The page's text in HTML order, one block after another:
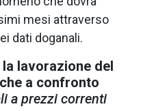
mesi attraverso
dati doganali.
lavorazione del
a confronto
a prezzi correnti